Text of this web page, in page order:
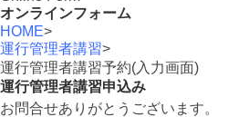
オンラインフォーム
HOME>
運行管理者講習>
運行管理者講習予約(入力画面)
運行管理者講習申込み
お問合せありがとうございます。